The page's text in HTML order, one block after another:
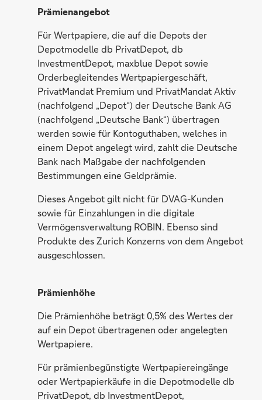
Prämienangebot
Für Wertpapiere, die auf die Depots der
Depotmodelle db PrivatDepot, db
InvestmentDepot, maxblue Depot sowie
Orderbegleitendes Wertpapiergeschäft,
PrivatMandat Premium und PrivatMandat Aktiv
(nachfolgend „Depot“) der Deutsche Bank AG
(nachfolgend „Deutsche Bank“) übertragen
werden sowie für Kontoguthaben, welches in
einem Depot angelegt wird, zahlt die Deutsche
Bank nach Maßgabe der nachfolgenden
Bestimmungen eine Geldprämie.
Dieses Angebot gilt nicht für DVAG-Kunden
sowie für Einzahlungen in die digitale
Vermögensverwaltung ROBIN. Ebenso sind
Produkte des Zurich Konzerns von dem Angebot
ausgeschlossen.
Prämienhöhe
Die Prämienhöhe beträgt 0,5% des Wertes der
auf ein Depot übertragenen oder angelegten
Wertpapiere.
Für prämienbegünstigte Wertpapiereingänge
oder Wertpapierkäufe in die Depotmodelle db
PrivatDepot, db InvestmentDepot,